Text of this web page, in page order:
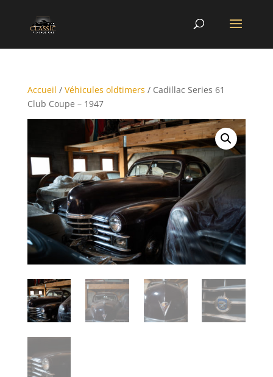
Accueil / Véhicules oldtimers / Cadillac Series 61
Club Coupe – 1947